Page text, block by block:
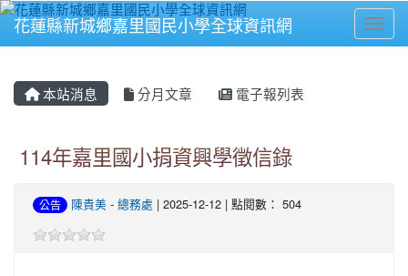
⏸
花蓮縣新城鄉嘉里國民小學全球資訊網
本站消息 分月文章 電子報列表
114年嘉里國小捐資興學徵信錄
公告 陳貴美 - 總務處 | 2025-12-12 | 點閱數： 504